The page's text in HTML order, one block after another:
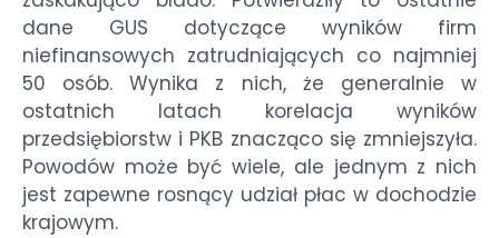
dane GUS dotyczące wyników firm
niefinansowych zatrudniających co najmniej
50 osób. Wynika z nich, że generalnie w
ostatnich latach korelacja wyników
przedsiębiorstw i PKB znacząco się zmniejszyła.
Powodów może być wiele, ale jednym z nich
jest zapewne rosnący udział płac w dochodzie
krajowym.